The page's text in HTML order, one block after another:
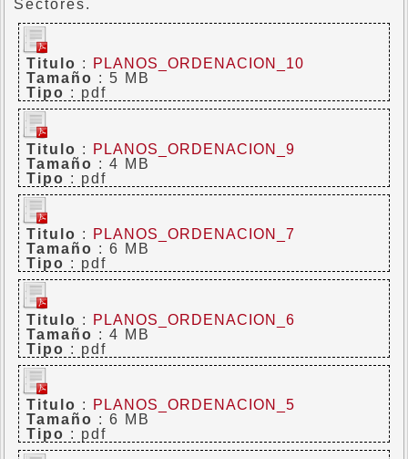
Sectores.
Titulo :
PLANOS_ORDENACION_10
Tamaño : 5 MB
Tipo : pdf
Titulo :
PLANOS_ORDENACION_9
Tamaño : 4 MB
Tipo : pdf
Titulo :
PLANOS_ORDENACION_7
Tamaño : 6 MB
Tipo : pdf
Titulo :
PLANOS_ORDENACION_6
Tamaño : 4 MB
Tipo : pdf
Titulo :
PLANOS_ORDENACION_5
Tamaño : 6 MB
Tipo : pdf